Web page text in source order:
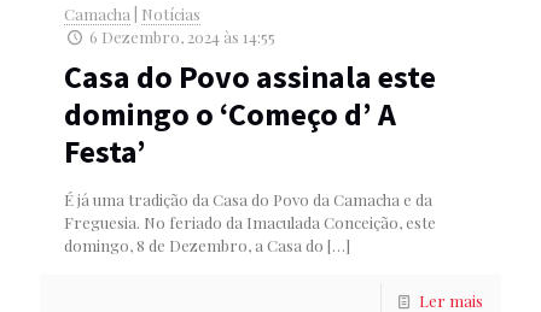
Camacha
Notícias
6 Dezembro, 2024 às 14:55
Casa do Povo assinala este
domingo o ‘Começo d’ A
Festa’
É já uma tradição da Casa do Povo da Camacha e da
Freguesia. No feriado da Imaculada Conceição, este
domingo, 8 de Dezembro, a Casa do […]
Ler mais